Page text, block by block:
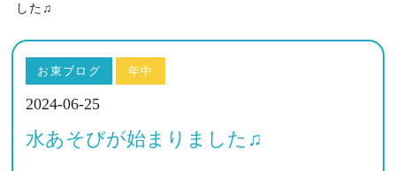
した♫
お東ブログ 年中
2024-06-25
水あそびが始まりました♫